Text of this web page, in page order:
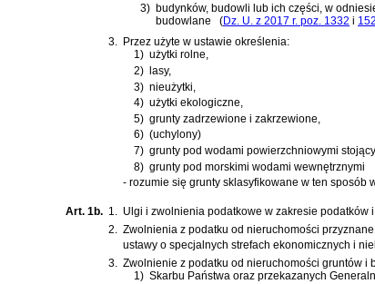
3) budynków, budowli lub ich części, w
budowlane
(Dz. U. z 2017 r. poz. 1332 i
3. Przez użyte w ustawie określenia:
1) użytki rolne,
2)
lasy,
3) nieużytki,
4) użytki ekologiczne,
5) grunty zadrzewione i zakrzewione,
6) (uchylony)
7) grunty pod wodami powierzchniowymi
8) grunty pod morskimi wodami wewnętrznymi
- rozumie się grunty sklasyfikowane w ten sposób
Art. 1b. 1. Ulgi i zwolnienia podatkowe w zakresie podatków
2. Zwolnienia z podatku od nieruchomości
ustawy o specjalnych strefach ekonomicznych i
3. Zwolnienie z podatku od nieruchomości gruntów i
1) Skarbu Państwa oraz przekazanych